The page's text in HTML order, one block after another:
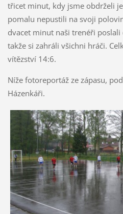
třicet minut, kdy jsme obdrželi
pomalu nepustili na svoji
dvacet minut naši trenéři
takže si zahráli všichni hráči.
vítězství 14:6.
Níže fotoreportáž ze zápasu,
Házenkáři.